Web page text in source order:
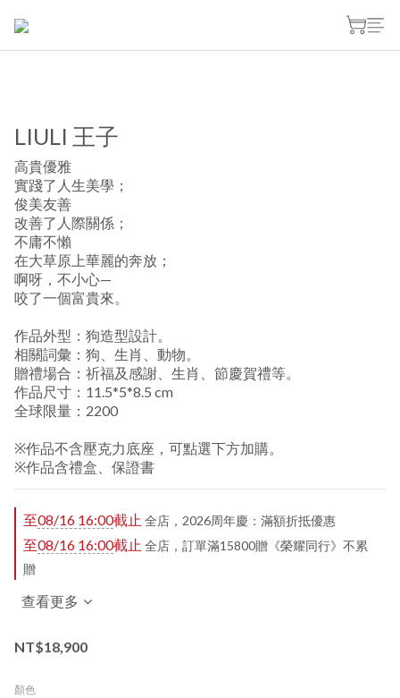
LIULI 王子
高貴優雅
實踐了人生美學；
俊美友善
改善了人際關係；
不庸不懶
在大草原上華麗的奔放；
啊呀，不小心—
咬了一個富貴來。
作品外型：狗造型設計。
相關詞彙：狗、生肖、動物。
贈禮場合：祈福及感謝、生肖、節慶賀禮等。
作品尺寸：11.5*5*8.5 cm
全球限量：2200
※作品不含壓克力底座，可點選下方加購。
※作品含禮盒、保證書
至08/16 16:00截止 全店，2026周年慶：滿額折抵優惠
至08/16 16:00截止 全店，訂單滿15800贈《榮耀同行》不累
贈
查看更多
NT$18,900
顏色